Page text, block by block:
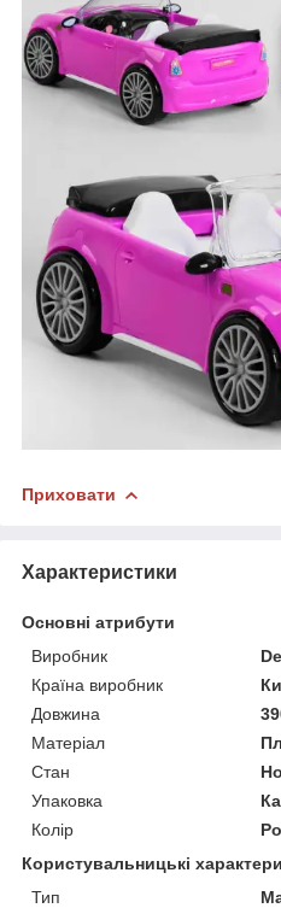
Приховати
Характеристики
Основні атрибути
Виробник
Країна виробник
Довжина
Матеріал
Стан
Упаковка
Колір
Користувальницькі
Тип